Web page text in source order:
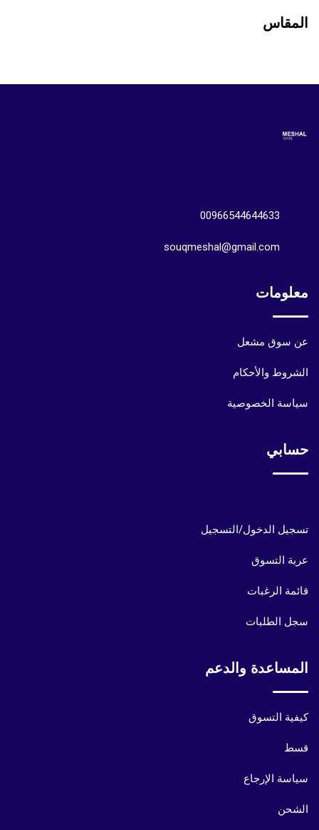
المقاس
00966544644633
souqmeshal@gmail.com
معلومات
عن سوق مشعل
الشروط والأحكام
سياسة الخصوصية
حسابي
تسجيل الدخول/التسجيل
عربة التسوق
قائمة الرغبات
سجل الطلبات
المساعدة والدعم
كيفية التسوق
قسط
سياسة الإرجاع
الشحن